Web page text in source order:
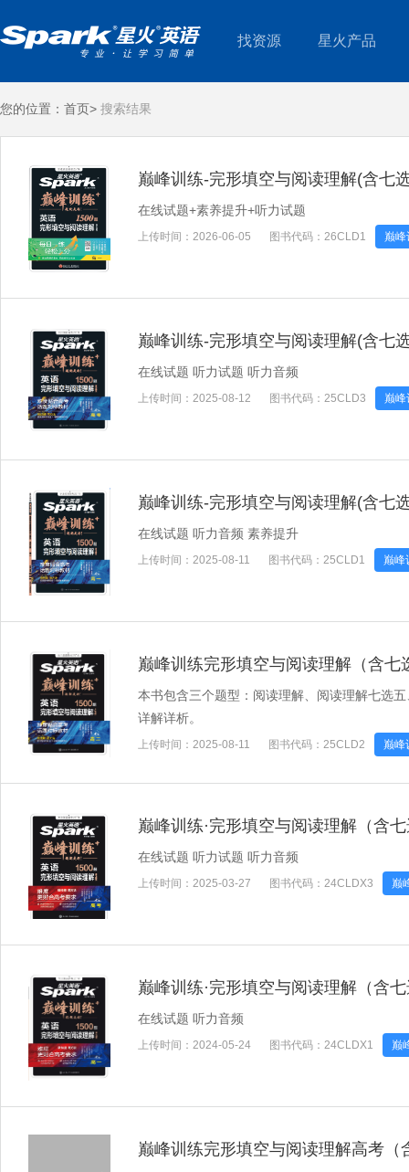
找资源 星火产品
您的位置： 首页> 搜索结果
巅峰训练-完形填空与阅读理解(含七
在线试题+素养提升+听力试题
上传时间： 2026-06-05 图书代码： 26CLD1 巅峰
巅峰训练-完形填空与阅读理解(含七
在线试题 听力试题 听力音频
上传时间： 2025-08-12 图书代码： 25CLD3 巅峰
巅峰训练-完形填空与阅读理解(含七
在线试题 听力音频 素养提升
上传时间： 2025-08-11 图书代码： 25CLD1 巅峰
巅峰训练完形填空与阅读理解（含七
本书包含三个题型：阅读理解、阅读理解七选
详解详析。
上传时间： 2025-08-11 图书代码： 25CLD2 巅峰
巅峰训练·完形填空与阅读理解（含
在线试题 听力试题 听力音频
上传时间： 2025-03-27 图书代码： 24CLDX3 巅
巅峰训练·完形填空与阅读理解（含
在线试题 听力音频
上传时间： 2024-05-24 图书代码： 24CLDX1 巅
巅峰训练完形填空与阅读理解高考（